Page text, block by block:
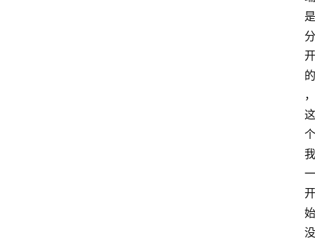
是
分
开
的
，
这
个
我
一
开
始
没